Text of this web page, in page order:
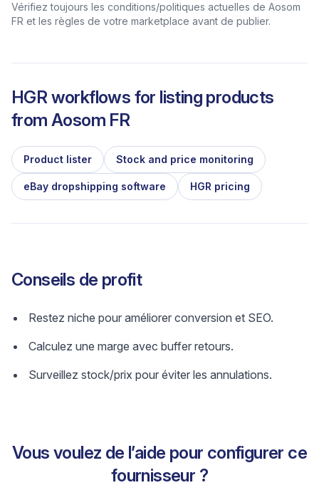
Vérifiez toujours les conditions/politiques actuelles de Aosom
FR et les règles de votre marketplace avant de publier.
HGR workflows for listing products
from Aosom FR
Product lister Stock and price monitoring
eBay dropshipping software HGR pricing
Conseils de profit
Restez niche pour améliorer conversion et SEO.
Calculez une marge avec buffer retours.
Surveillez stock/prix pour éviter les annulations.
Vous voulez de l’aide pour configurer ce
fournisseur ?